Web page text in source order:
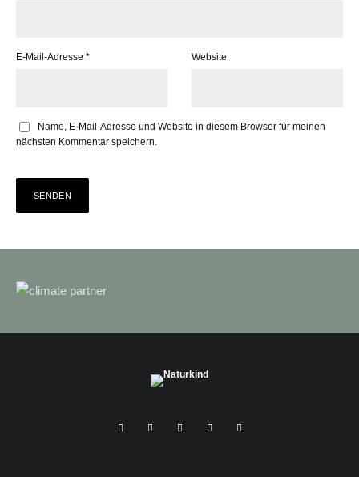
E-Mail-Adresse * Website
Name, E-Mail-Adresse und Website in diesem Browser für meinen
nächsten Kommentar speichern.